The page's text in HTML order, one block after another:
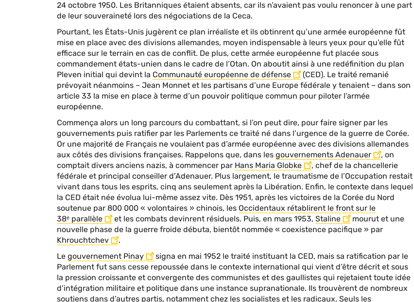
24 octobre 1950. Les Britanniques étaient absents, car ils n’avaient pas voulu renoncer à une part
de leur souveraineté lors des négociations de la Ceca.
Pourtant, les États-Unis jugèrent ce plan irréaliste et ils obtinrent qu’une armée européenne fût
mise en place avec des divisions allemandes, moyen indispensable à leurs yeux pour qu’elle fût
efficace sur le terrain en cas de conflit. De plus, cette armée européenne fut placée sous
commandement états-unien dans le cadre de l’Otan. On aboutit ainsi à une redéfinition du plan
Pleven initial qui devint la Communauté européenne de défense
(CED). Le traité remanié
prévoyait néanmoins – Jean Monnet et les partisans d’une Europe fédérale y tenaient – dans son
article 33 la mise en place à terme d’un pouvoir politique commun pour piloter l’armée
européenne.
Commença alors un long parcours du combattant, si l’on peut dire, pour faire signer par les
gouvernements puis ratifier par les Parlements ce traité né dans l’urgence de la guerre de Corée.
Or une majorité de Français ne voulaient pas d’armée européenne avec des divisions allemandes
aux côtés des divisions françaises. Rappelons que, dans les gouvernements Adenauer
, on
comptait divers anciens nazis, à commencer par Hans Maria Globke
, chef de la chancellerie
fédérale et principal conseiller d’Adenauer. Plus largement, le traumatisme de l’Occupation restait
vivant dans tous les esprits, cinq ans seulement après la Libération. Enfin, le contexte dans lequel
la CED était née évolua lui-même assez vite. Dès 1951, après les victoires de la Corée du Nord
soutenue par 800 000 « volontaires » chinois, les Occidentaux rétablirent le front sur le
38ᵉ parallèle
et les combats devinrent résiduels. Puis, en mars 1953, Staline
mourut et une
nouvelle phase de la guerre froide débuta, bientôt nommée « coexistence pacifique » par
Khrouchtchev
.
Le gouvernement Pinay
signa en mai 1952 le traité instituant la CED, mais sa ratification par le
Parlement fut sans cesse repoussée dans le contexte international qui vient d’être décrit et sous
la pression croissante et convergente des communistes et des gaullistes qui rejetaient toute idée
d’intégration militaire et politique dans une instance supranationale. Ils trouvèrent de nombreux
soutiens dans d’autres partis, notamment chez les socialistes et les radicaux. Seuls les